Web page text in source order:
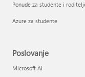
Ponude za studente i
Azure za studente
Poslovanje
Microsoft AI